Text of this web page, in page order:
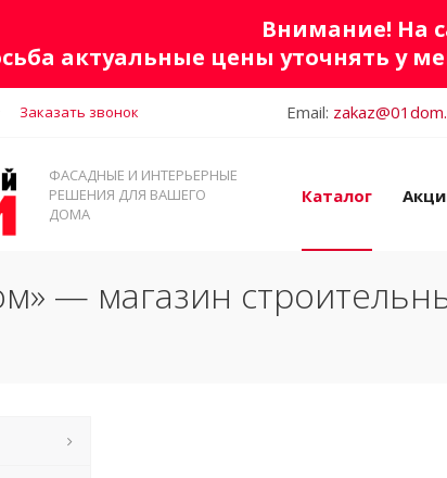
Внимание! На
актуальные цены уточнять у
Заказать звонок Email:
ФАСАДНЫЕ И ИНТЕРЬЕРНЫЕ
РЕШЕНИЯ ДЛЯ ВАШЕГО
ДОМА
Каталог
— магазин